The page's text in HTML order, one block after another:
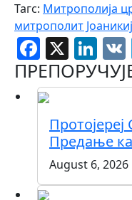
Тагс: Митрополија
митрополит
X
Предање
August 6, 2026